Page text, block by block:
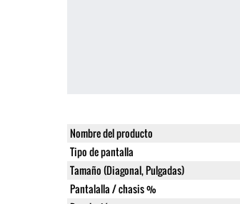
Nombre del producto
Tipo de pantalla
Tamaño (Diagonal, Pulgadas)
Pantalalla / chasis %